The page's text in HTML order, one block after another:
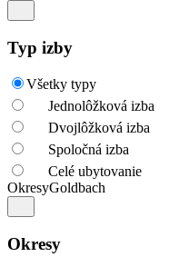
Typ izby
Všetky typy
Jednolôžková izba
Dvojlôžková izba
Spoločná izba
Celé ubytovanie
OkresyGoldbach
Okresy